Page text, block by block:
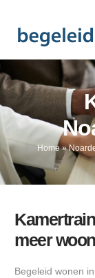
Home»
meer
Begeleid wonen